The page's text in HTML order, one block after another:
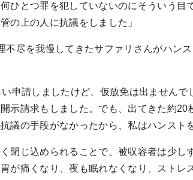
ひとつ罪を犯していないのにそういう目
の上の人に抗議をしました」
不尽を我慢してきたサファリさんがハンス
い申請しましたけど、仮放免は出ませんで
示請求もしました。でも、出てきた約20
議の手段がなかったから、私はハンスト
閉じ込められることで、被収容者は少し
が痛くなり、夜も眠れなくなり、ストレ